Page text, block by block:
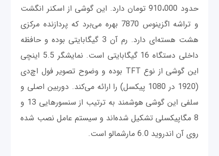
حدود 910،000 تومان دارد. این گوشی از اسکنر انگشت
و تراشه اگزینوس 7870 بهره می‌برد که پردازنده مرکزی
هشت هسته‌ای دارد. رم آن 3 گیگابایتی بوده و حافظه
داخلی دستگاه 16 گیگابایتی است. نمایشگر 5.5 اینچی
این گوشی از نوع TFT بوده و وضوح تصویر فول اچ‌دی
(1920 در 1080 پیکسل) را ارائه می‌کند. دوربین اصلی و
سلفی این گوشی هوشمند به ترتیب از سنسورهایی 13 و
8 مگاپیکسلی تشکیل شده‌اند و سیستم عامل نصب شده
روی آن اندروید 6.0 مارشمالو است.